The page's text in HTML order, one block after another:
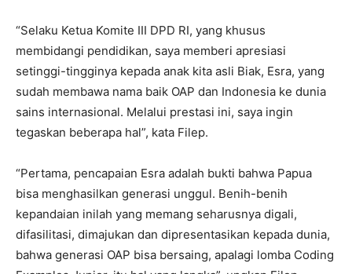
“Selaku Ketua Komite III DPD RI, yang khusus
membidangi pendidikan, saya memberi apresiasi
setinggi-tingginya kepada anak kita asli Biak, Esra, yang
sudah membawa nama baik OAP dan Indonesia ke dunia
sains internasional. Melalui prestasi ini, saya ingin
tegaskan beberapa hal”, kata Filep.
“Pertama, pencapaian Esra adalah bukti bahwa Papua
bisa menghasilkan generasi unggul. Benih-benih
kepandaian inilah yang memang seharusnya digali,
difasilitasi, dimajukan dan dipresentasikan kepada dunia,
bahwa generasi OAP bisa bersaing, apalagi lomba Coding